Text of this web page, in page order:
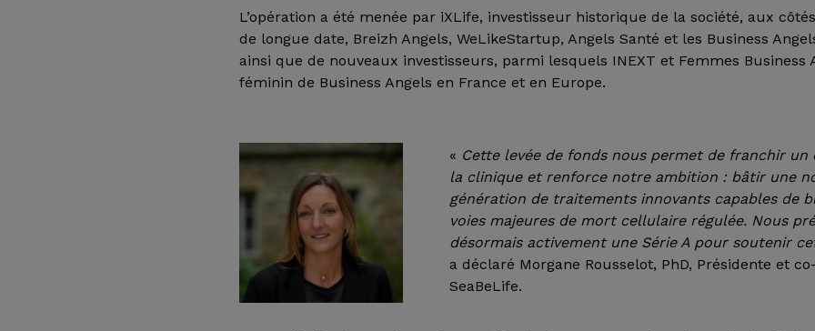
L’opération a été menée par iXLife, investisseur historique de la société, aux
de longue date, Breizh Angels, WeLikeStartup, Angels Santé et les Business
ainsi que de nouveaux investisseurs, parmi lesquels INEXT et Femmes Business
féminin de Business Angels en France et en Europe.
« Cette levée de fonds nous permet de franchir un
la clinique et renforce notre ambition : bâtir une
génération de traitements innovants capables de
voies majeures de mort cellulaire régulée. Nous
désormais activement une Série A pour soutenir
a déclaré Morgane Rousselot, PhD, Présidente et
SeaBeLife.